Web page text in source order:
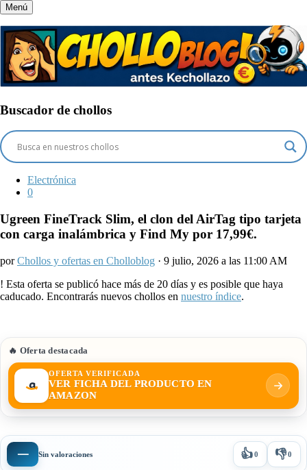
Menú
Buscador de chollos
Electrónica
0
Ugreen FineTrack Slim, el clon del AirTag tipo tarjeta
con carga inalámbrica y Find My por 17,99€.
porChollos y ofertas en Cholloblog · 9 julio, 2026 a las 11:00 AM
! Esta oferta se publicó hace más de 20 días y es posible que haya
caducado. Encontrarás nuevos chollos en nuestro índice.
🔥 Oferta destacada
OFERTA VERIFICADA
VER FICHA DEL PRODUCTO EN
AMAZON
— Sin valoraciones 👍0 👎0